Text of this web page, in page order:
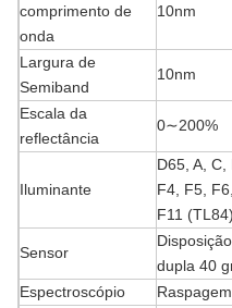
comprimento de
onda
10nm
Largura de
Semiband
10nm
Escala da
reflectância
0∼200%
Iluminante
D65, A,
F4, F5,
F11
Sensor
dupla 40
Espectroscópio